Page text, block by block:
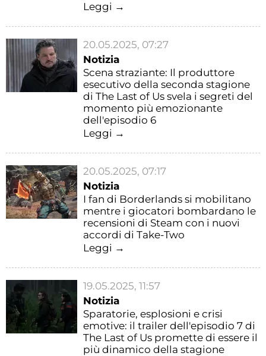
Leggi →
20.05.2025, 07:27
Notizia
Scena straziante: Il produttore
esecutivo della seconda stagione
di The Last of Us svela i segreti del
momento più emozionante
dell'episodio 6
Leggi →
20.05.2025, 07:17
Notizia
I fan di Borderlands si mobilitano
mentre i giocatori bombardano le
recensioni di Steam con i nuovi
accordi di Take-Two
Leggi →
19.05.2025, 11:57
Notizia
Sparatorie, esplosioni e crisi
emotive: il trailer dell'episodio 7 di
The Last of Us promette di essere il
più dinamico della stagione